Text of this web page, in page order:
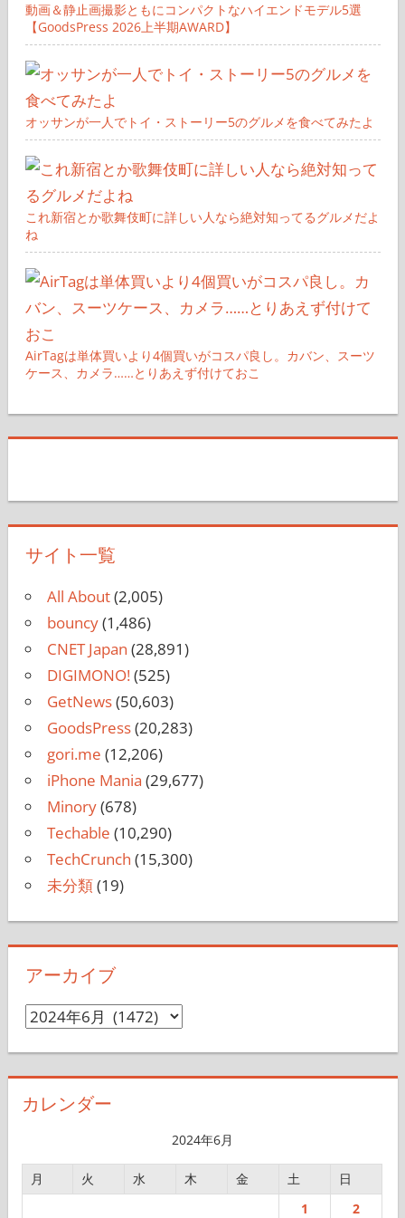
動画＆静止画撮影ともにコンパクトなハイエンドモデル5選
【GoodsPress 2026上半期AWARD】
オッサンが一人でトイ・ストーリー5のグルメを食べてみたよ
これ新宿とか歌舞伎町に詳しい人なら絶対知ってるグルメだよ
ね
AirTagは単体買いより4個買いがコスパ良し。カバン、スーツ
ケース、カメラ……とりあえず付けておこ
サイト一覧
All About(2,005)
bouncy(1,486)
CNET Japan (28,891)
DIGIMONO!(525)
GetNews(50,603)
GoodsPress(20,283)
gori.me (12,206)
iPhone Mania (29,677)
Minory(678)
Techable (10,290)
TechCrunch (15,300)
未分類(19)
アーカイブ
ア
イ
カレンダー
2024年6月
月 火 水 木 金 土
日
1
2